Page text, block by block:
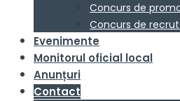
Concurs de
Concurs de
Evenimente
Monitorul oficial local
Anunțuri
Contact